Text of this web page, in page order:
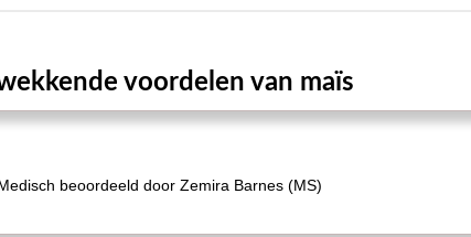
voordelen van maïs
beoordeeld door Zemira Barnes (MS)